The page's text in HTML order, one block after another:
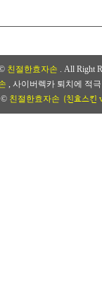
친절한효자손
. All Right
, 사이버렉카 퇴치에 적
© 친절한효자손 (친효스킨